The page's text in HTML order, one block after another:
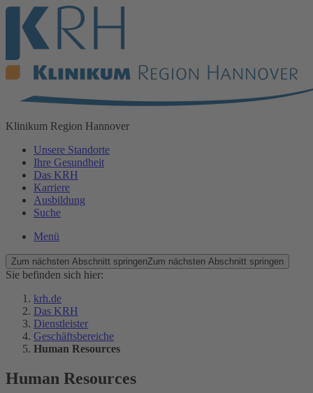
Klinikum Region Hannover
Unsere Standorte
Ihre Gesundheit
Das KRH
Karriere
Ausbildung
Suche
Menü
Zum nächsten Abschnitt springenZum nächsten Abschnitt springen
Sie befinden sich hier:
krh.de
Das KRH
Dienstleister
Geschäftsbereiche
Human Resources
Human Resources